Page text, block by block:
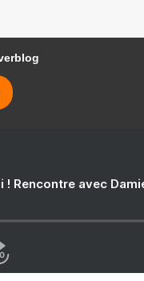
Rencontre avec